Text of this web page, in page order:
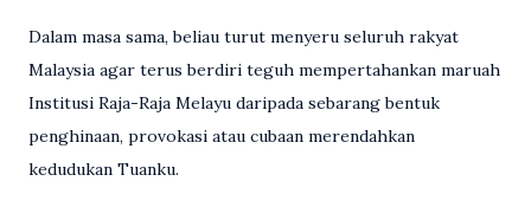
Dalam masa sama, beliau turut menyeru seluruh rakyat
Malaysia agar terus berdiri teguh mempertahankan maruah
Institusi Raja-Raja Melayu daripada sebarang bentuk
penghinaan, provokasi atau cubaan merendahkan
kedudukan Tuanku.